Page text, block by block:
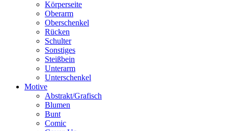
Körperseite
Oberarm
Oberschenkel
Rücken
Schulter
Sonstiges
Steißbein
Unterarm
Unterschenkel
Motive
Abstrakt/Grafisch
Blumen
Bunt
Comic